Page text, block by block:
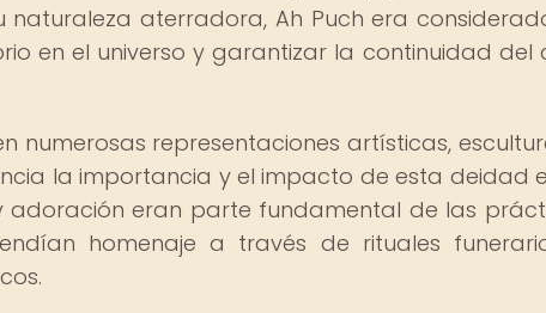
naturaleza aterradora, Ah Puch era
en el universo y garantizar la continuidad del
numerosas representaciones artísticas,
la importancia y el impacto de esta deidad
adoración eran parte fundamental de las
homenaje a través de rituales